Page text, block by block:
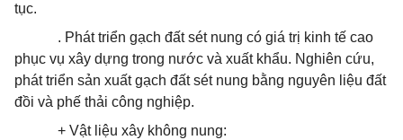
tục.
. Phát triển gạch đất sét nung có giá trị kinh tế cao
phục vụ xây dựng trong nước và xuất khẩu. Nghiên cứu,
phát triển sản xuất gạch đất sét nung bằng nguyên liệu đất
đồi và phế thải công nghiệp.
+ Vật liệu xây không nung: